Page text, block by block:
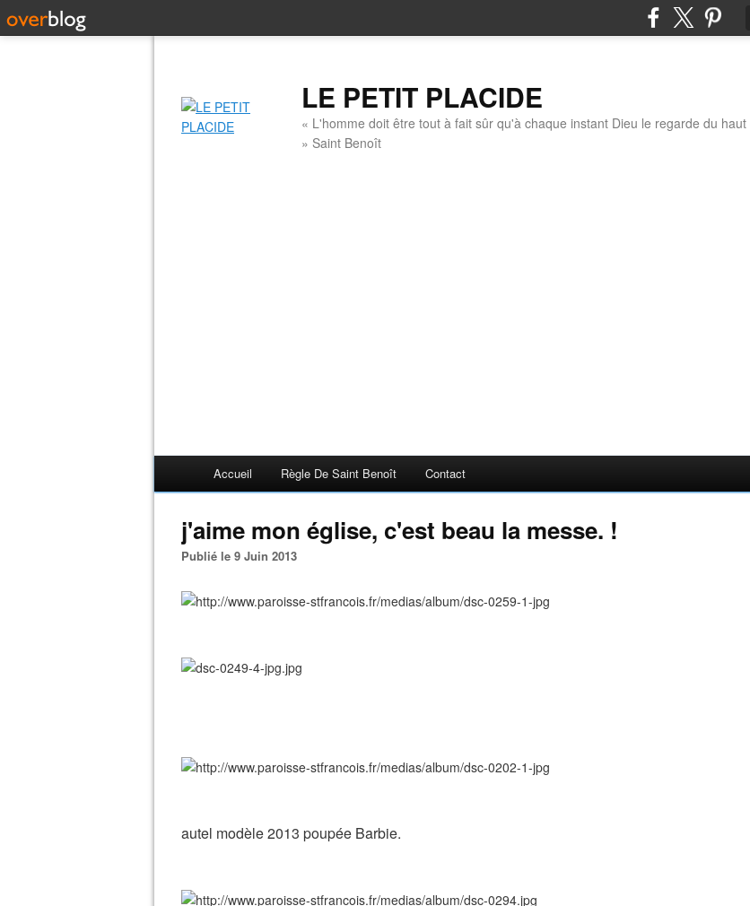
LE PETIT PLACIDE
« L'homme doit être tout à fait sûr qu'à chaque instant Dieu le regarde du
» Saint Benoît
Accueil Règle De Saint Benoît Contact
j'aime mon église, c'est beau la messe. !
Publié le 9 Juin 2013
autel modèle 2013 poupée Barbie.